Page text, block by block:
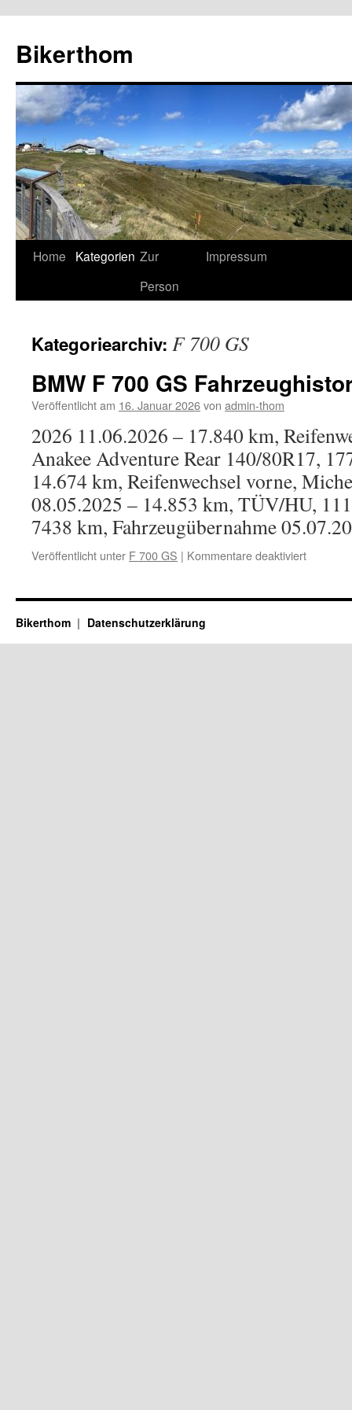
springen
Bikerthom
Home Kategorien Zur
Person
Impressum
Kategoriearchiv: F 700 GS
BMW F 700 GS
Veröffentlicht am 16. Januar 2026von admin-thom
2026 11.06.2026 – 17.840 km,
Anakee Adventure Rear 140/80R17,
14.674 km, Reifenwechsel vorne,
08.05.2025 – 14.853 km, TÜV/HU,
7438 km, Fahrzeugübernahme
Veröffentlicht unter F 700 GS | Kommentare deaktiviertfür
700
Bikerthom Datenschutzerklärung